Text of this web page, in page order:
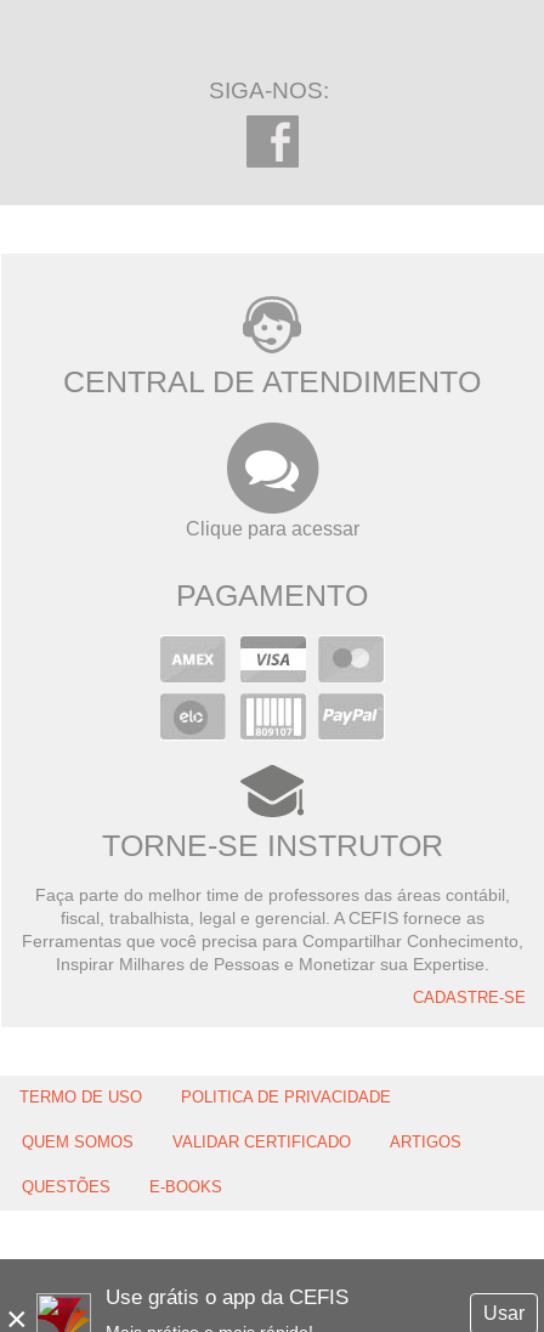
×
Use grátis o app da CEFIS
Usar
SIGA-NOS:
CENTRAL DE ATENDIMENTO
Clique para acessar
PAGAMENTO
TORNE-SE INSTRUTOR
Faça parte do melhor time de professores das áreas contábil,
fiscal, trabalhista, legal e gerencial. A CEFIS fornece as
Ferramentas que você precisa para Compartilhar Conhecimento,
Inspirar Milhares de Pessoas e Monetizar sua Expertise.
CADASTRE-SE
TERMO DE USO POLITICA DE PRIVACIDADE
QUEM SOMOS VALIDAR CERTIFICADO ARTIGOS
QUESTÕES E-BOOKS